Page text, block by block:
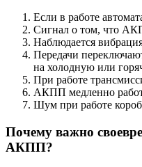
Если в работе
Сигнал о том, что
Наблюдается
Передачи
на холодную или
При работе
АКПП медленно
Шум при работе
Почему важно
АКПП?